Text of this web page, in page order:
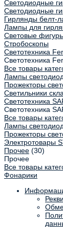
Светодиодные
Светодиодные
Гирлянды белт-
Лампы для
Световые
Стробоскопы
Светотехника
Светотехника
Все товары
Лампы
Прожекторы
Светильники
Светотехника
Светотехника
Все товары
Лампы
Прожекторы
Электротовары
Прочее (30)
Прочее
Все товары
Фонарики